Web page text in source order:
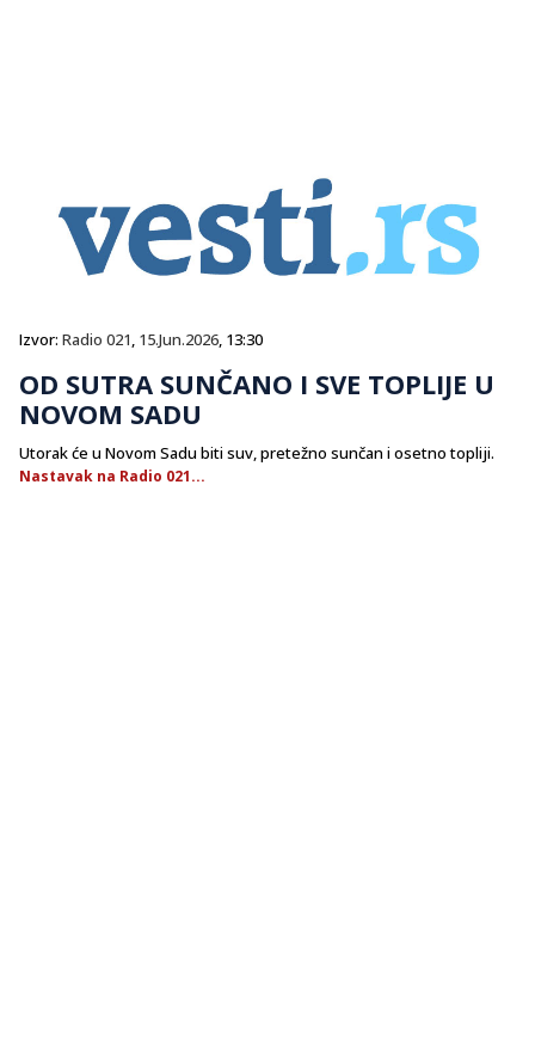
Izvor: Radio 021, 15.Jun.2026, 13:30
OD SUTRA SUNČANO I SVE TOPLIJE U
NOVOM SADU
Utorak će u Novom Sadu biti suv, pretežno sunčan i osetno topliji.
Nastavak na Radio 021...